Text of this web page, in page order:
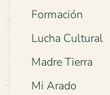
Formación
Lucha Cultural
Madre Tierra
Mi Arado